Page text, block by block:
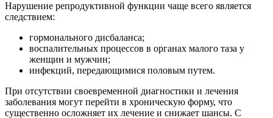
Нарушение репродуктивной функции чаще всего является
следствием:
гормонального дисбаланса;
воспалительных процессов в органах малого таза у
женщин и мужчин;
инфекций, передающимися половым путем.
При отсутствии своевременной диагностики и лечения
заболевания могут перейти в хроническую форму, что
существенно осложняет их лечение и снижает шансы. С